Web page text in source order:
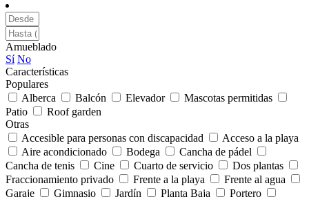
Amueblado
Sí No
Características
Populares
Alberca
Balcón Elevador
Mascotas permitidas
Patio
Roof garden
Otras
Accesible para personas con discapacidad
Acceso a la playa
Aire acondicionado
Bodega
Cancha de pádel
Cancha de tenis
Cine Cuarto de servicio
Dos plantas
Fraccionamiento privado
Frente a la playa
Frente al agua
Garaje
Gimnasio Jardín Planta Baja
Portero